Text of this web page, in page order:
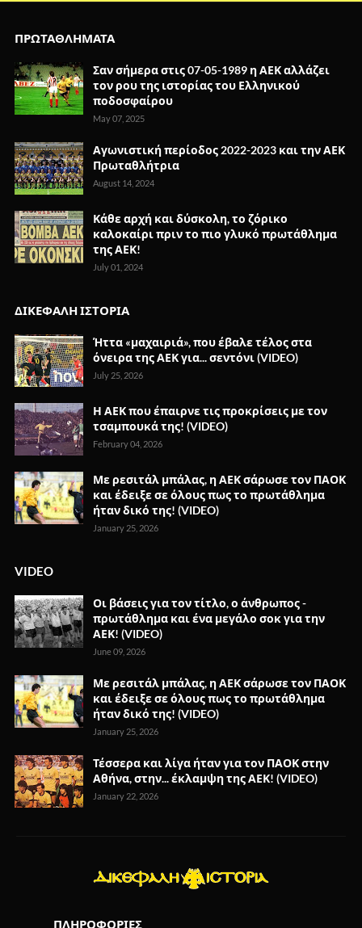
ΠΡΩΤΑΘΛΗΜΑΤΑ
Σαν σήμερα στις 07-05-1989 η ΑΕΚ αλλάζει
τον ρου της ιστορίας του Ελληνικού
ποδοσφαίρου
May 07, 2025
Αγωνιστική περίοδος 2022-2023 και την ΑΕΚ
Πρωταθλήτρια
August 14, 2024
Κάθε αρχή και δύσκολη, το ζόρικο
καλοκαίρι πριν το πιο γλυκό πρωτάθλημα
της ΑΕΚ!
July 01, 2024
ΔΙΚΕΦΑΛΗ ΙΣΤΟΡΙΑ
Ήττα «μαχαιριά», που έβαλε τέλος στα
όνειρα της ΑΕΚ για... σεντόνι (VIDEO)
July 25, 2026
Η ΑΕΚ που έπαιρνε τις προκρίσεις με τον
τσαμπουκά της! (VIDEO)
February 04, 2026
Με ρεσιτάλ μπάλας, η ΑΕΚ σάρωσε τον ΠΑΟΚ
και έδειξε σε όλους πως το πρωτάθλημα
ήταν δικό της! (VIDEO)
January 25, 2026
VIDEO
Οι βάσεις για τον τίτλο, ο άνθρωπος -
πρωτάθλημα και ένα μεγάλο σοκ για την
ΑΕΚ! (VIDEO)
June 09, 2026
Με ρεσιτάλ μπάλας, η ΑΕΚ σάρωσε τον ΠΑΟΚ
και έδειξε σε όλους πως το πρωτάθλημα
ήταν δικό της! (VIDEO)
January 25, 2026
Τέσσερα και λίγα ήταν για τον ΠΑΟΚ στην
Αθήνα, στην... έκλαμψη της ΑΕΚ! (VIDEO)
January 22, 2026
ΠΛΗΡΟΦΟΡΙΕΣ